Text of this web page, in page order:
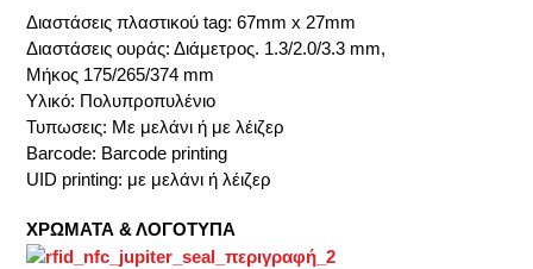
Διαστάσεις πλαστικού tag: 67mm x 27mm
Διαστάσεις ουράς: Διάμετρος. 1.3/2.0/3.3 mm,
Μήκος 175/265/374 mm
Υλικό: Πολυπροπυλένιο
Τυπωσεις: Με μελάνι ή με λέιζερ
Barcode: Barcode printing
UID printing: με μελάνι ή λέιζερ
ΧΡΩΜΑΤΑ & ΛΟΓΟΤΥΠΑ